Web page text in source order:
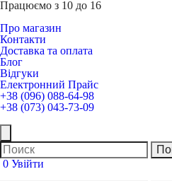
Працюємо з 10 до 16
Про магазин
Контакти
Доставка та оплата
Блог
Відгуки
Електронний Прайс
+38 (096) 088-64-98
+38 (073) 043-73-09
0 Увійти